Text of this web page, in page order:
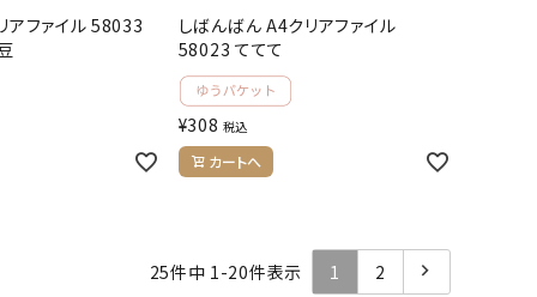
アファイル 58033
しばんばん A4クリアファイル
58023 ててて
¥308 税込
カートへ
25件中 1 -20件表示 1 2